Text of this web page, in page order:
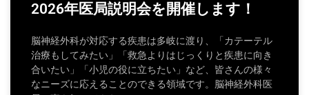
2026年医局説明会を開催します！
脳神経外科が対応する疾患は多岐に渡り、「カテーテル
治療もしてみたい」「救急よりはじっくりと疾患に向き
合いたい」「小児の役に立ちたい」など、皆さんの様々
なニーズに応えることのできる領域です。脳神経外科医